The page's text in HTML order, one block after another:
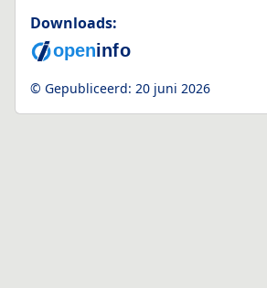
Downloads:
© Gepubliceerd: 20 juni 2026